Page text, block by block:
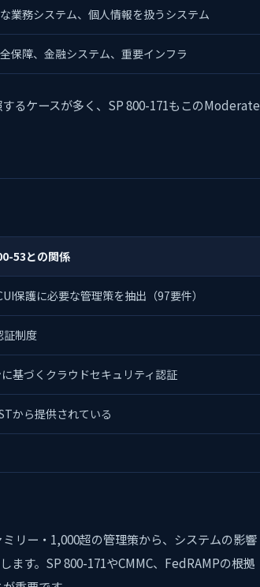
業務システム、個人情報を扱うシステム
保障、金融システム、重要インフラ
るケースが多く、SP 800-171もこのModerate
53との関係
保護に必要な管理策を抽出（97要件）
証制度
基づくクラウドセキュリティ認証
から提供されている
リー・1,000超の管理策から、システムの影響
す。SP 800-171やCMMC、FedRAMPの根拠